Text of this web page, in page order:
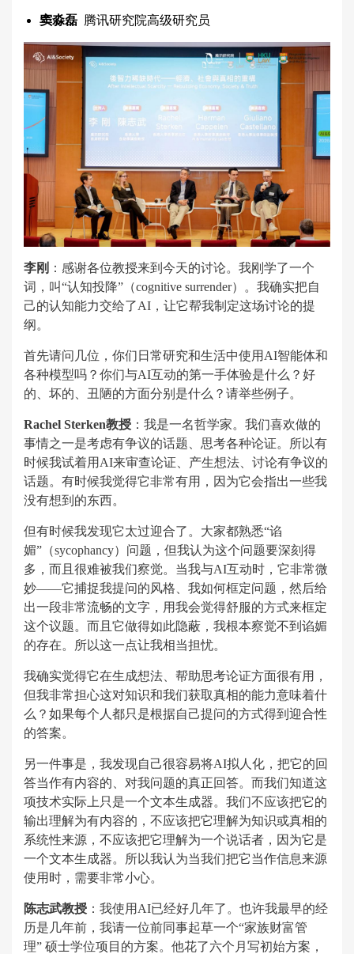
窦淼磊 腾讯研究院高级研究员
李刚 ：感谢各位教授来到今天的讨论。我刚学了一个
词，叫“认知投降”（cognitive surrender）。我确实把自
己的认知能力交给了AI，让它帮我制定这场讨论的提
纲。
首先请问几位，你们日常研究和生活中使用AI智能体和
各种模型吗？你们与AI互动的第一手体验是什么？好
的、坏的、丑陋的方面分别是什么？请举些例子。
Rachel Sterken教授 ：我是一名哲学家。我们喜欢做的
事情之一是考虑有争议的话题、思考各种论证。所以有
时候我试着用AI来审查论证、产生想法、讨论有争议的
话题。有时候我觉得它非常有用，因为它会指出一些我
没有想到的东西。
但有时候我发现它太过迎合了。大家都熟悉“谄
媚”（sycophancy）问题，但我认为这个问题要深刻得
多，而且很难被我们察觉。当我与AI互动时，它非常微
妙——它捕捉我提问的风格、我如何框定问题，然后给
出一段非常流畅的文字，用我会觉得舒服的方式来框定
这个议题。而且它做得如此隐蔽，我根本察觉不到谄媚
的存在。所以这一点让我相当担忧。
我确实觉得它在生成想法、帮助思考论证方面很有用，
但我非常担心这对知识和我们获取真相的能力意味着什
么？如果每个人都只是根据自己提问的方式得到迎合性
的答案。
另一件事是，我发现自己很容易将AI拟人化，把它的回
答当作有内容的、对我问题的真正回答。而我们知道这
项技术实际上只是一个文本生成器。我们不应该把它的
输出理解为有内容的，不应该把它理解为知识或真相的
系统性来源，不应该把它理解为一个说话者，因为它是
一个文本生成器。所以我认为当我们把它当作信息来源
使用时，需要非常小心。
陈志武教授 ：我使用AI已经好几年了。也许我最早的经
历是几年前，我请一位前同事起草一个“家族财富管
理” 硕士学位项目的方案。他花了六个月写初始方案，